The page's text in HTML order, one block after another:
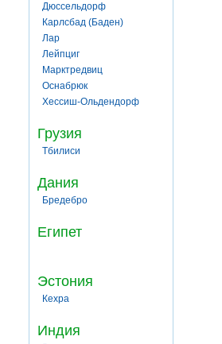
Дюссельдорф
Карлсбад (Баден)
Лар
Лейпциг
Марктредвиц
Оснабрюк
Хессиш-Ольдендорф
Грузия
Тбилиси
Дания
Бредебро
Египет
Эстония
Кехра
Индия